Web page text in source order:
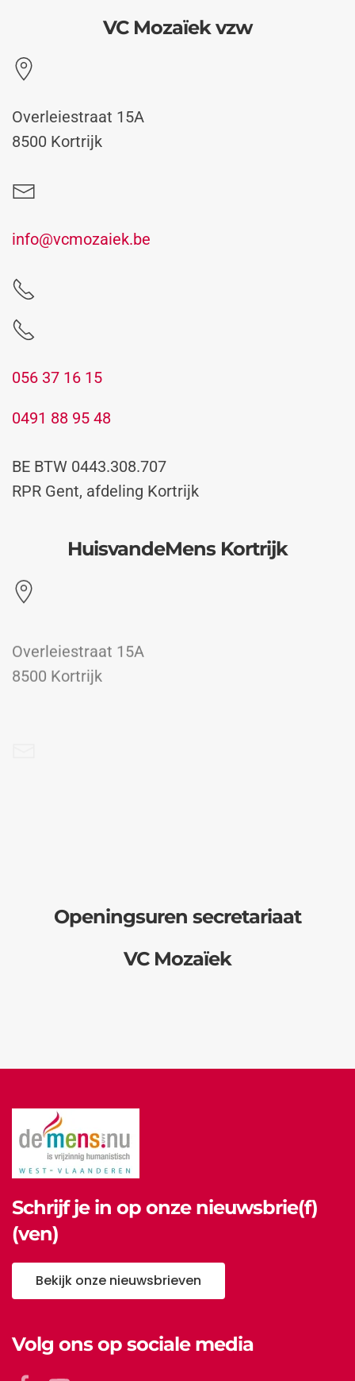
VC Mozaïek vzw
Overleiestraat 15A
8500 Kortrijk
info@vcmozaiek.be
056 37 16 15
0491 88 95 48
BE BTW 0443.308.707
RPR Gent, afdeling Kortrijk
HuisvandeMens Kortrijk
8500 Kortrijk
Openingsuren secretariaat
VC Mozaïek
Schrijf je in op onze nieuwsbrie(f)
(ven)
Bekijk onze nieuwsbrieven
Volg ons op sociale media